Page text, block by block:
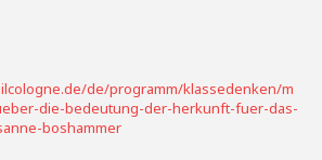
de/programm/klassedenken/m
die-bedeutung-der-herkunft-fuer-das-
boshammer